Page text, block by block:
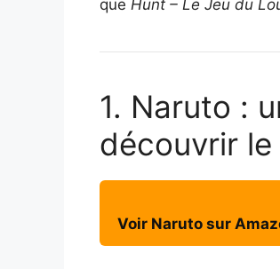
que Hunt – Le Jeu du
1. Naruto :
découvrir le
Voir Naruto sur